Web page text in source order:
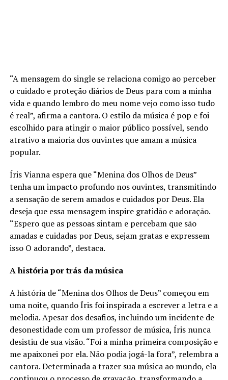
“A mensagem do single se relaciona comigo ao perceber
o cuidado e proteção diários de Deus para com a minha
vida e quando lembro do meu nome vejo como isso tudo
é real”, afirma a cantora. O estilo da música é pop e foi
escolhido para atingir o maior público possível, sendo
atrativo a maioria dos ouvintes que amam a música
popular.
Íris Vianna espera que “Menina dos Olhos de Deus”
tenha um impacto profundo nos ouvintes, transmitindo
a sensação de serem amados e cuidados por Deus. Ela
deseja que essa mensagem inspire gratidão e adoração.
“Espero que as pessoas sintam e percebam que são
amadas e cuidadas por Deus, sejam gratas e expressem
isso O adorando”, destaca.
A história por trás da música
A história de “Menina dos Olhos de Deus” começou em
uma noite, quando Íris foi inspirada a escrever a letra e a
melodia. Apesar dos desafios, incluindo um incidente de
desonestidade com um professor de música, Íris nunca
desistiu de sua visão. “Foi a minha primeira composição e
me apaixonei por ela. Não podia jogá-la fora”, relembra a
cantora. Determinada a trazer sua música ao mundo, ela